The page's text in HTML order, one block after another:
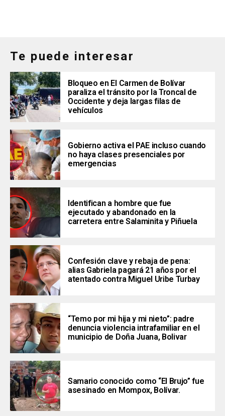
Te puede interesar
Bloqueo en El Carmen de Bolívar
paraliza el tránsito por la Troncal de
Occidente y deja largas filas de
vehículos
Gobierno activa el PAE incluso cuando
no haya clases presenciales por
emergencias
Identifican a hombre que fue
ejecutado y abandonado en la
carretera entre Salaminita y Piñuela
Confesión clave y rebaja de pena:
alias Gabriela pagará 21 años por el
atentado contra Miguel Uribe Turbay
“Temo por mi hija y mi nieto”: padre
denuncia violencia intrafamiliar en el
municipio de Doña Juana, Bolivar
Samario conocido como “El Brujo” fue
asesinado en Mompox, Bolívar.